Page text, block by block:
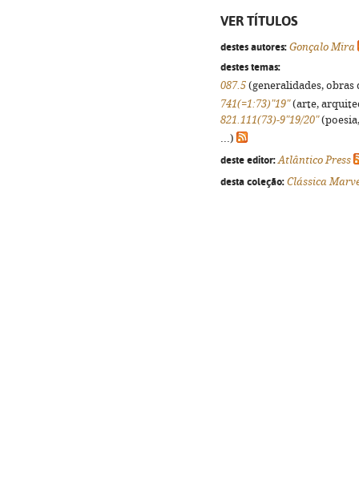
VER TÍTULOS
destes autores: Gonçalo Mira
destes temas:
087.5 (generalidades,
741(=1:73)"19"(arte,
821.111(73)-9"19/20"
...)
deste editor: Atlântico Press
desta coleção: Clássica